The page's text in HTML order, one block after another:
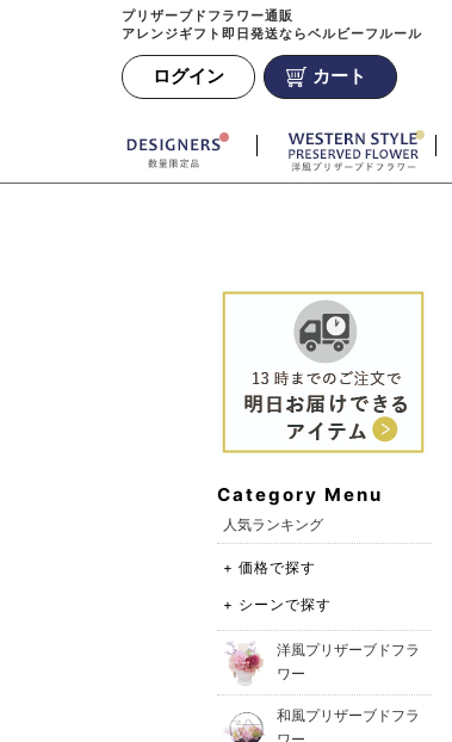
プリザーブドフラワー通販
アレンジギフト即日発送ならベルビーフルール
ログイン カート
Category Menu
人気ランキング
+ 価格で探す
+ シーンで探す
洋風プリザーブドフラ
ワー
和風プリザーブドフラ